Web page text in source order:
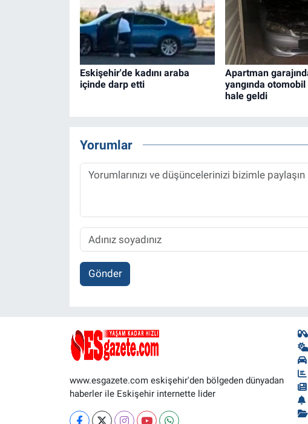
Eskişehir'de kadını araba
içinde darp etti
Apartman
yangında
hale geldi
Yorumlar
Gönder
www.esgazete.com eskişehir'den bölgeden dünyadan
haberler ile Eskişehir internette lider